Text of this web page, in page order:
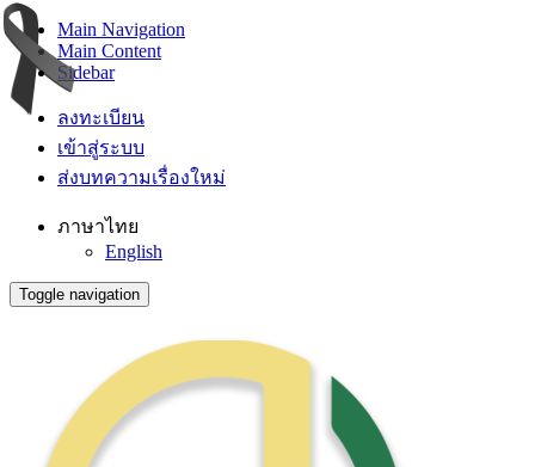
Main Navigation
Main Content
Sidebar
ลงทะเบียน
เข้าสู่ระบบ
ส่งบทความเรื่องใหม่
ภาษาไทย
English
Toggle navigation